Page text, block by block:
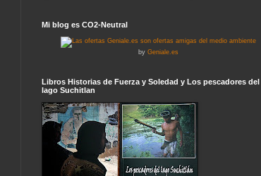
Mi blog es CO2-Neutral
by Geniale.es
Libros Historias de Fuerza y Soledad y Los pescadores del
lago Suchitlan